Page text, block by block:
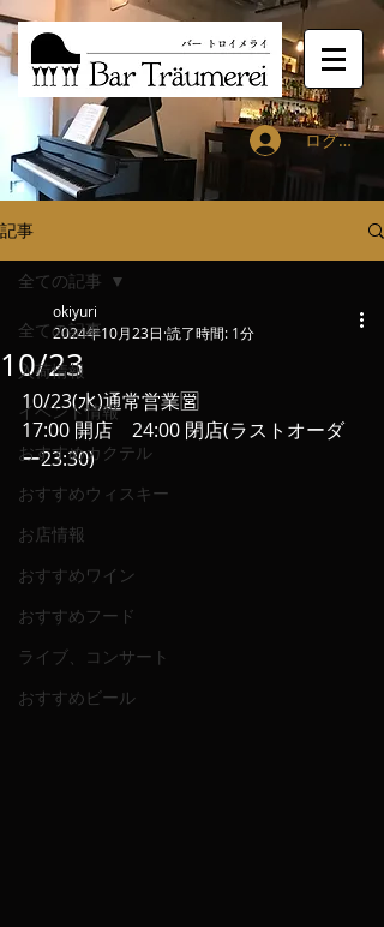
ログイン
記事
全ての記事
入荷情報
イベント情報
おすすめカクテル
おすすめウィスキー
お店情報
おすすめワイン
おすすめフード
ライブ、コンサート
おすすめビール
全ての記事
10/23
okiyuri
2024年10月23日 読了時間: 1分
10/23(水)通常営業🈺
17:00 開店　24:00 閉店(ラストオーダ
ー23:30)